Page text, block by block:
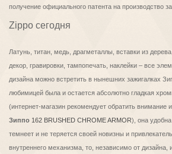
получение официального патента на производство
Zippo сегодня
Латунь, титан, медь, драгметаллы, вставки из
декор, гравировки, тампопечать, наклейки – все
дизайна можно встретить в нынешних зажигалках
любимицей была и остается абсолютно гладкая
(интернет-магазин рекомендует обратить внимание и
Зиппо 162 BRUSHED CHROME ARMOR), она
темнеет и не теряется своей новизны и
внутреннего механизма, то, независимо от дизайна,